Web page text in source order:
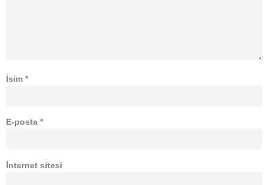
İsim *
E-posta *
İnternet sitesi